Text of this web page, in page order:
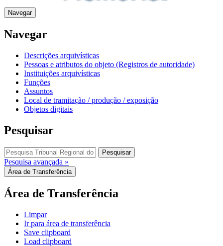
Navegar
Navegar
Descrições arquivísticas
Pessoas e atributos do objeto (Registros de autoridade)
Instituições arquivísticas
Funções
Assuntos
Local de tramitação / produção / exposição
Objetos digitais
Pesquisar
Pesquisar
Pesquisa avançada »
Área de Transferência
Área de Transferência
Limpar
Ir para área de transferência
Save clipboard
Load clipboard